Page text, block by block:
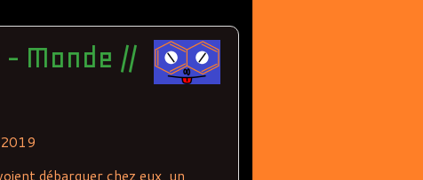
Monde //
débarquer chez eux, un